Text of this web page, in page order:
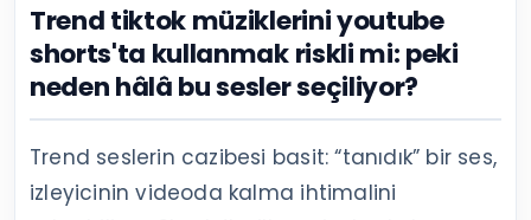
Trend tiktok müziklerini youtube
shorts'ta kullanmak riskli mi: peki
neden hâlâ bu sesler seçiliyor?
Trend seslerin cazibesi basit: “tanıdık” bir ses,
izleyicinin videoda kalma ihtimalini